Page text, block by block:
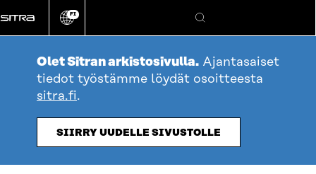
suoraan
sisältöön
Vaihda
kieli
FI
Hae
Olet Sitran arkistosivulla. Ajantasaiset
tiedot työstämme löydät osoitteesta
sitra.fi.
SIIRRY UUDELLE SIVUSTOLLE